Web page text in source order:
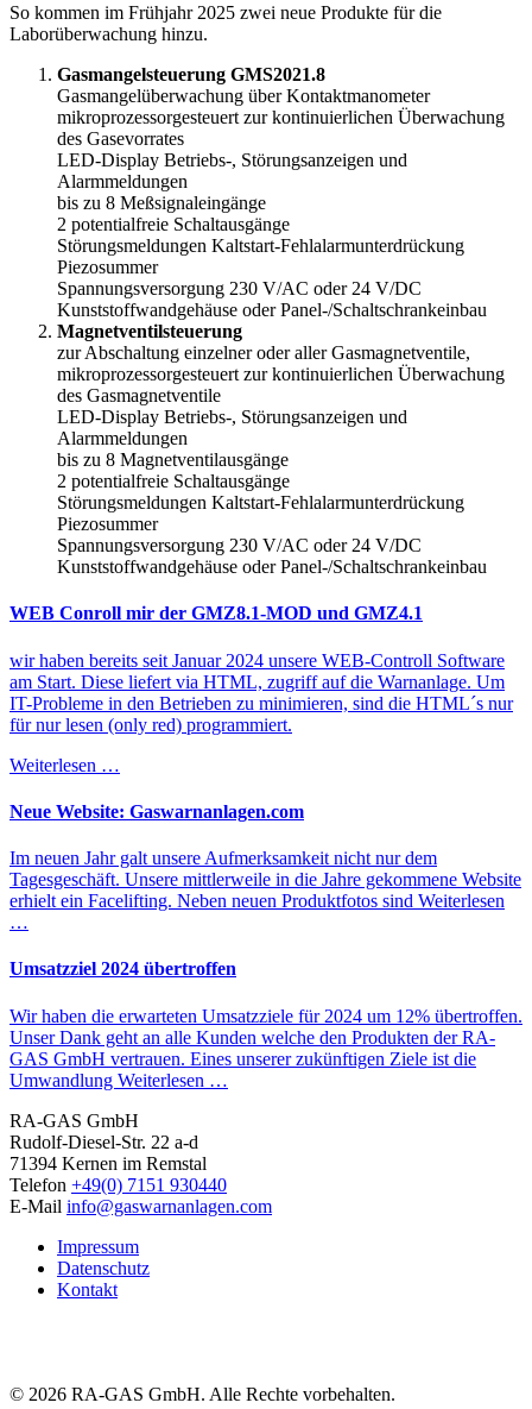
So kommen im Frühjahr 2025 zwei neue Produkte für die
Laborüberwachung hinzu.
Gasmangelsteuerung GMS2021.8
Gasmangelüberwachung über Kontaktmanometer
mikroprozessorgesteuert zur kontinuierlichen Überwachung
des Gasevorrates
LED-Display Betriebs-, Störungsanzeigen und
Alarmmeldungen
bis zu 8 Meßsignaleingänge
2 potentialfreie Schaltausgänge
Störungsmeldungen Kaltstart-Fehlalarmunterdrückung
Piezosummer
Spannungsversorgung 230 V/AC oder 24 V/DC
Kunststoffwandgehäuse oder Panel-/Schaltschrankeinbau
Magnetventilsteuerung
zur Abschaltung einzelner oder aller Gasmagnetventile,
mikroprozessorgesteuert zur kontinuierlichen Überwachung
des Gasmagnetventile
LED-Display Betriebs-, Störungsanzeigen und
Alarmmeldungen
bis zu 8 Magnetventilausgänge
2 potentialfreie Schaltausgänge
Störungsmeldungen Kaltstart-Fehlalarmunterdrückung
Piezosummer
Spannungsversorgung 230 V/AC oder 24 V/DC
Kunststoffwandgehäuse oder Panel-/Schaltschrankeinbau
WEB Conroll mir der GMZ8.1-MOD und GMZ4.1
wir haben bereits seit Januar 2024 unsere WEB-Controll Software
am Start. Diese liefert via HTML, zugriff auf die Warnanlage. Um
IT-Probleme in den Betrieben zu minimieren, sind die HTML´s nur
für nur lesen (only red) programmiert.
Weiterlesen …
Neue Website: Gaswarnanlagen.com
Im neuen Jahr galt unsere Aufmerksamkeit nicht nur dem
Tagesgeschäft. Unsere mittlerweile in die Jahre gekommene Website
erhielt ein Facelifting. Neben neuen Produktfotos sind Weiterlesen
…
Umsatzziel 2024 übertroffen
Wir haben die erwarteten Umsatzziele für 2024 um 12% übertroffen.
Unser Dank geht an alle Kunden welche den Produkten der RA-
GAS GmbH vertrauen. Eines unserer zukünftigen Ziele ist die
Umwandlung Weiterlesen …
RA-GAS GmbH
Rudolf-Diesel-Str. 22 a-d
71394 Kernen im Remstal
Telefon +49(0) 7151 930440
E-Mail info@gaswarnanlagen.com
Impressum
Datenschutz
Kontakt
© 2026 RA-GAS GmbH. Alle Rechte vorbehalten.